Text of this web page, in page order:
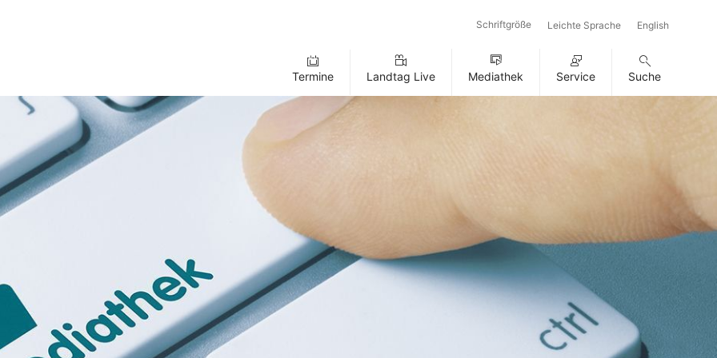
Schriftgröße Leichte Sprache English
Termine Landtag Live Mediathek Service Suche